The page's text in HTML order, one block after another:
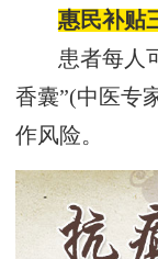
惠民补贴
患者每人
香囊”(中医专
作风险。